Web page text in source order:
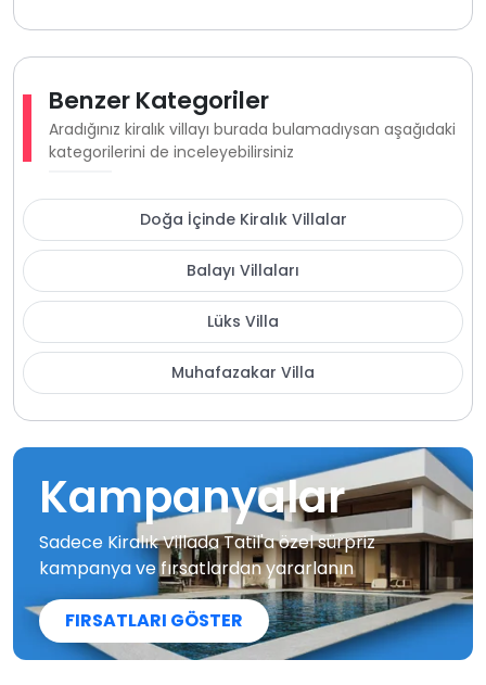
Benzer Kategoriler
Aradığınız kiralık villayı burada bulamadıysan aşağıdaki
kategorilerini de inceleyebilirsiniz
Doğa İçinde Kiralık Villalar
Balayı Villaları
Lüks Villa
Muhafazakar Villa
Kampanyalar
Sadece Kiralık Villada Tatil'a özel sürpriz
kampanya ve fırsatlardan yararlanın
FIRSATLARI GÖSTER